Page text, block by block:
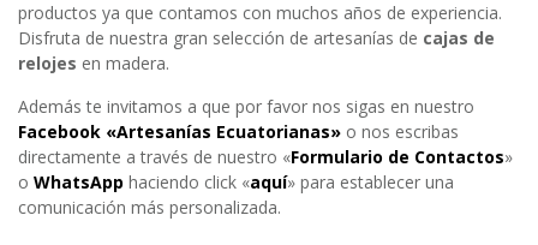
productos ya que contamos con muchos años de experiencia.
Disfruta de nuestra gran selección de artesanías de cajas de
relojes en madera.
Además te invitamos a que por favor nos sigas en nuestro
Facebook «Artesanías Ecuatorianas» o nos escribas
directamente a través de nuestro «Formulario de Contactos»
o WhatsApp haciendo click «aquí» para establecer una
comunicación más personalizada.